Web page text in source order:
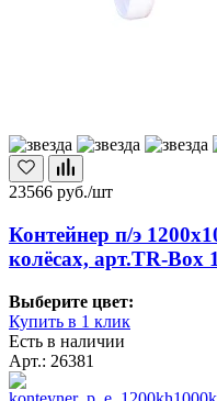
23566 руб./шт
Контейнер п/э
колёсах, арт.TR-Box
Выберите цвет:
Купить в 1 клик
Есть в наличии
Арт.: 26381